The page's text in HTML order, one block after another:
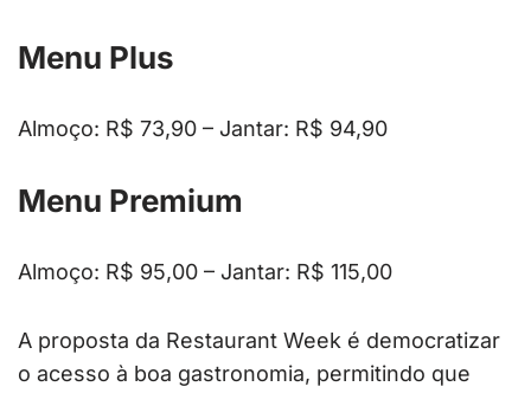
Menu Plus
Almoço: R$ 73,90 – Jantar: R$ 94,90
Menu Premium
Almoço: R$ 95,00 – Jantar: R$ 115,00
A proposta da Restaurant Week é democratizar
o acesso à boa gastronomia, permitindo que